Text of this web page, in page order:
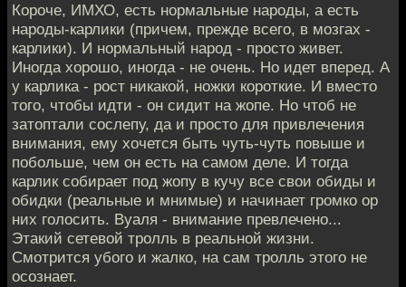
Короче, ИМХО, есть нормальные народы, а есть
народы-карлики (причем, прежде всего, в мозгах -
карлики). И нормальный народ - просто живет.
Иногда хорошо, иногда - не очень. Но идет вперед. А
у карлика - рост никакой, ножки короткие. И вместо
того, чтобы идти - он сидит на жопе. Но чтоб не
затоптали сослепу, да и просто для привлечения
внимания, ему хочется быть чуть-чуть повыше и
побольше, чем он есть на самом деле. И тогда
карлик собирает под жопу в кучу все свои обиды и
обидки (реальные и мнимые) и начинает громко ор
них голосить. Вуаля - внимание превлечено...
Этакий сетевой тролль в реальной жизни.
Смотрится убого и жалко, на сам тролль этого не
осознает.